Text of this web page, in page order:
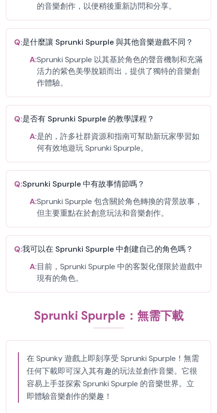
的音樂創作，以便稍後重新訪問和分享。
Q:是什麼讓 Sprunki Spurple 與其他音樂遊戲不同？
A:Sprunki Spurple 以其基於角色的聲音機制和充滿
活力的紫色美學脫穎而出，提供了獨特的音樂創
作體驗。
Q:是否有 Sprunki Spurple 的教學課程？
A:是的，許多社群資源和指南可幫助新玩家學習如
何有效地遊玩 Sprunki Spurple。
Q:Sprunki Spurple 中有故事情節嗎？
A:Sprunki Spurple 包含關於角色轉換的背景故事，
但主要重點在於創意玩法和音樂創作。
Q:我可以在 Sprunki Spurple 中創建自己的角色嗎？
A:目前，Sprunki Spurple 中的客製化僅限於遊戲中
現有的角色。
Sprunki Spurple：無需下載
在 Spunky 遊戲上即刻享受 Sprunki Spurple！無需
任何下載即可深入其有趣的玩法並創作音樂。它很
容易上手並探索 Sprunki Spurple 的音樂世界。立
即體驗音樂創作的樂趣！